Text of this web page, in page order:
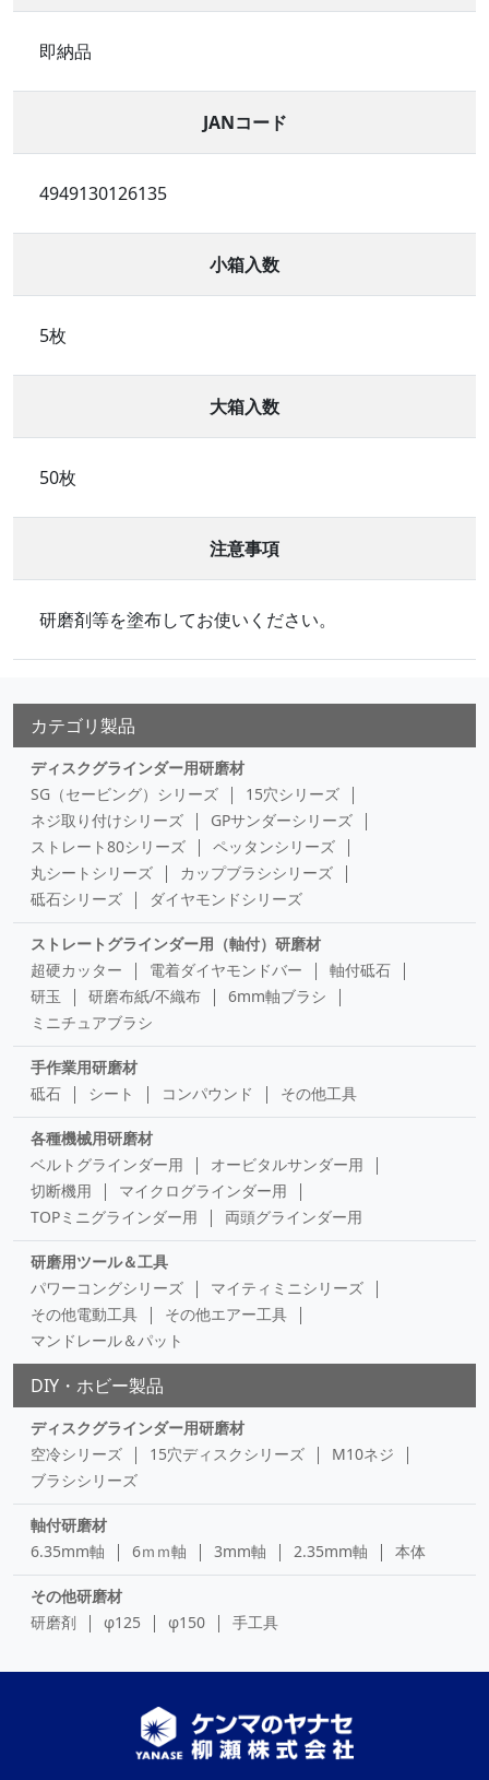
即納品
JANコード
4949130126135
小箱入数
5枚
大箱入数
50枚
注意事項
研磨剤等を塗布してお使いください。
カテゴリ製品
ディスクグラインダー用研磨材
SG（セービング）シリーズ
15穴シリーズ
ネジ取り付けシリーズ
GPサンダーシリーズ
ストレート80シリーズ
ペッタンシリーズ
丸シートシリーズ
カップブラシシリーズ
砥石シリーズ
ダイヤモンドシリーズ
ストレートグラインダー用（軸付）研磨材
超硬カッター
電着ダイヤモンドバー
軸付砥石
研玉
研磨布紙/不織布
6mm軸ブラシ
ミニチュアブラシ
手作業用研磨材
砥石
シート コンパウンド その他工具
各種機械用研磨材
ベルトグラインダー用
オービタルサンダー用
切断機用
マイクログラインダー用
TOPミニグラインダー用
両頭グラインダー用
研磨用ツール＆工具
パワーコングシリーズ
マイティミニシリーズ
その他電動工具
その他エアー工具
マンドレール＆パット
DIY・ホビー製品
ディスクグラインダー用研磨材
空冷シリーズ
15穴ディスクシリーズ
M10ネジ
ブラシシリーズ
軸付研磨材
6.35mm軸
6ｍｍ軸 3mm軸 2.35mm軸 本体
その他研磨材
研磨剤
φ125 φ150 手工具